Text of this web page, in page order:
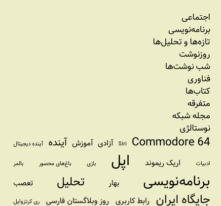
اجتماعی
برنامه‏‌نویسی
تازه‌‌ها و تحلیل‌ها
روزنوشت
شب نوشت‌ها
فناوری
کتاب‌ها
متفرقه
مجله شبکه
نوستالژی
Commodore 64
Siri آزادی آموزش آینده آینده دیجیتال
ادبیات اریک ریموند اپل بازی باغ‌های محصور بالمر
برنامه‌نویسی بهار تحلیل تعصب
جایگاه ایران رابط کاربری روز وبلاگستان فارسی ری کرتزوایل